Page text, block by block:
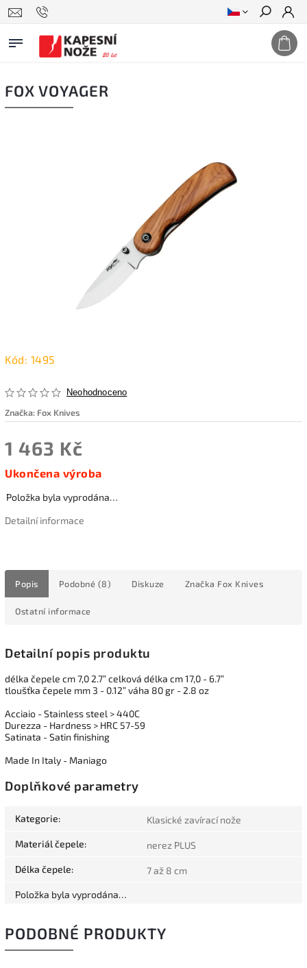
Hledat
FOX VOYAGER
Kód: 1495
Neohodnoceno
Značka: Fox Knives
1 463 Kč
Ukončena výroba
Položka byla vyprodána…
Detailní informace
Popis Podobné (8) Diskuze Značka Fox Knives
Ostatní informace
Detailní popis produktu
délka čepele cm 7,0 2.7” celková délka cm 17,0 - 6.7”
tloušťka čepele mm 3 - 0.12” váha 80 gr - 2.8 oz
Acciaio - Stainless steel > 440C
Durezza - Hardness > HRC 57-59
Satinata - Satin finishing
Made In Italy - Maniago
Doplňkové parametry
Kategorie: Klasické zavírací nože
Materiál čepele: nerez PLUS
Délka čepele: 7 až 8 cm
Položka byla vyprodána…
PODOBNÉ PRODUKTY